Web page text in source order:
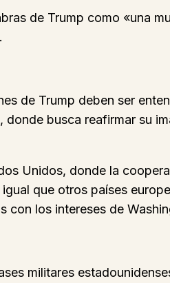
de Trump como «una
de Trump deben ser
busca reafirmar su
Unidos, donde la
que otros países
con los intereses de
militares